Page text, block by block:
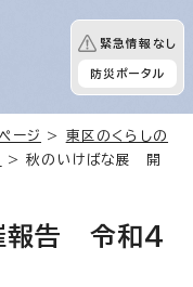
緊急情報なし
防災ポータル
ージ >
東区のくらしの
> 秋のいけばな展 開
報告 令和4